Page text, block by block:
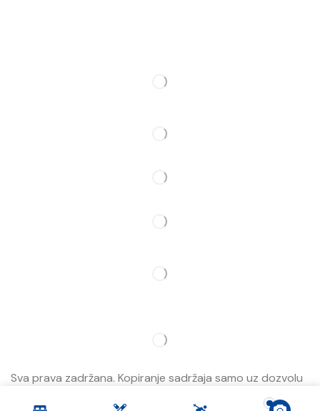
Sva prava zadržana. Kopiranje sadržaja samo uz dozvolu